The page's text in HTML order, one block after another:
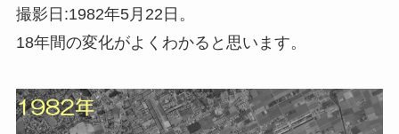
撮影日:1982年5月22日。
18年間の変化がよくわかると思います。